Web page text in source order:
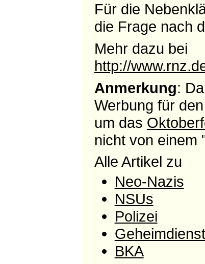
Für die
die Frage nach
Mehr dazu bei
http://
Anmerkung:
Werbung für
um das
nicht von einem
Alle Artikel zu
Neo-Nazis
NSUs
Polizei
BKA